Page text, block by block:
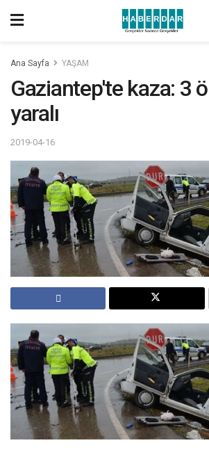
Ana Sayfa YAŞAM
Gaziantep'te kaza: 3
yaralı
2019-04-16